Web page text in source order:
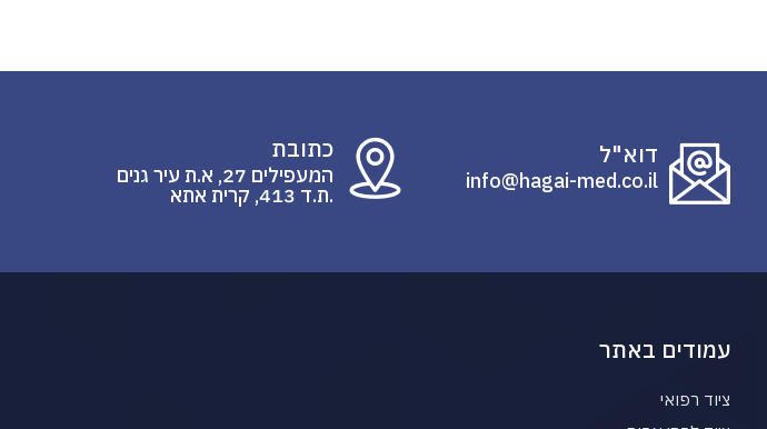
דוא"ל
info@hagai-med.co.il
כתובת
המעפילים 27, א.ת עיר גנים
.ת.ד 413, קרית אתא
עמודים באתר
ציוד רפואי